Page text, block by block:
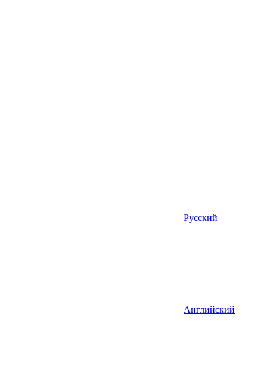
Русский
Английский